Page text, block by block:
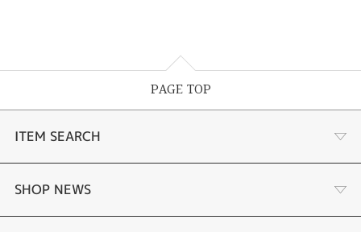
PAGE TOP
ITEM SEARCH
あこや真珠
SHOP NEWS